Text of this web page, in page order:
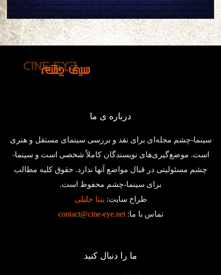
درباره ی ما
سینما-چشم مجله‌ای برای نقد و بررسی سینمای مستقل و هنری
است. موضع‌گیری‌های نویسندگان کاملاً شخصی است و سینما-
چشم مسئولیتی در قبال مواضع آنها ندارد. حقوق کلیه مطالب
برای سینما-چشم محفوظ است.
طراح سایت: بیتا جلیلی
تماس با ما:contact@cine-eye.net
ما را دنبال کنید